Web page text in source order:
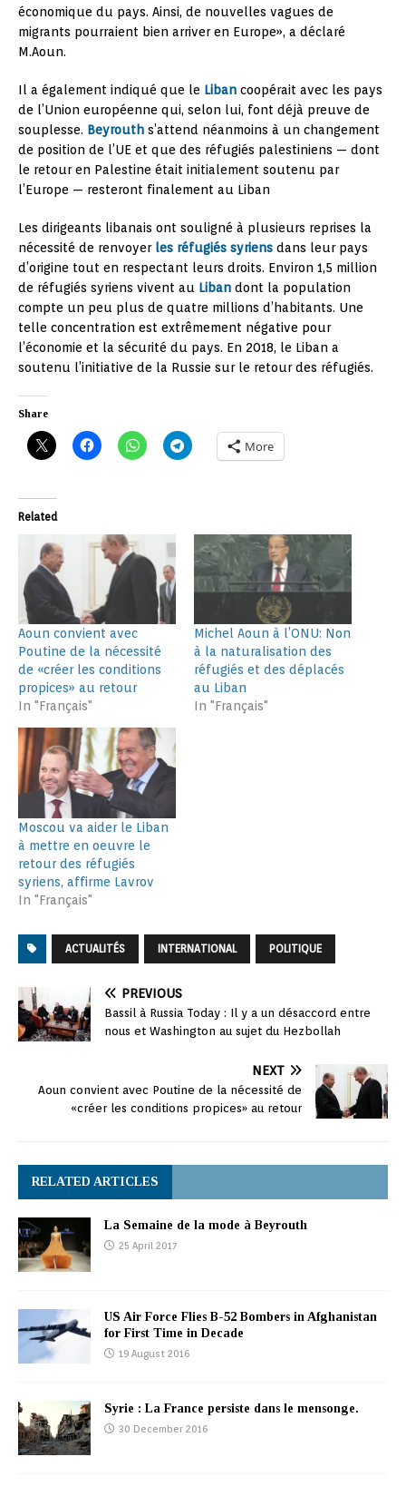
économique du pays. Ainsi, de nouvelles vagues de
migrants pourraient bien arriver en Europe», a déclaré
M.Aoun.
Il a également indiqué que le Liban coopérait avec les pays
de l’Union européenne qui, selon lui, font déjà preuve de
souplesse. Beyrouth s’attend néanmoins à un changement
de position de l’UE et que des réfugiés palestiniens — dont
le retour en Palestine était initialement soutenu par
l’Europe — resteront finalement au Liban
Les dirigeants libanais ont souligné à plusieurs reprises la
nécessité de renvoyerles réfugiés syriens dans leur pays
d’origine tout en respectant leurs droits. Environ 1,5 million
de réfugiés syriens vivent au Liban dont la population
compte un peu plus de quatre millions d’habitants. Une
telle concentration est extrêmement négative pour
l’économie et la sécurité du pays. En 2018, le Liban a
soutenu l’initiative de la Russie sur le retour des réfugiés.
Share
More
Related
Aoun convient avec
Poutine de la nécessité
de «créer les conditions
propices» au retour
In "Français"
Michel Aoun à l’ONU: Non
à la naturalisation des
réfugiés et des déplacés
au Liban
In "Français"
Moscou va aider le Liban
à mettre en oeuvre le
retour des réfugiés
syriens, affirme Lavrov
In "Français"
ACTUALITÉS INTERNATIONAL POLITIQUE
PREVIOUS
Bassil à Russia Today : Il y a un désaccord entre
nous et Washington au sujet du Hezbollah
NEXT
Aoun convient avec Poutine de la nécessité de
«créer les conditions propices» au retour
RELATED ARTICLES
La Semaine de la mode à Beyrouth
25 April 2017
US Air Force Flies B-52 Bombers in Afghanistan
for First Time in Decade
19 August 2016
Syrie : La France persiste dans le mensonge.‎
30 December 2016